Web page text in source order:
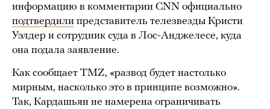
информацию в комментарии CNN официально
подтвердили представитель телезвезды Кристи
Уэлдер и сотрудник суда в Лос-Анджелесе, куда
она подала заявление.
Как сообщает TMZ, «развод будет настолько
мирным, насколько это в принципе возможно».
Так, Кардашьян не намерена ограничивать